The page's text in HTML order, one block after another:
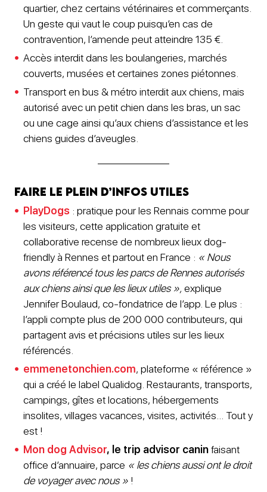
quartier, chez certains vétérinaires et commerçants.
Un geste qui vaut le coup puisqu’en cas de
contravention, l’amende peut atteindre 135 €.
Accès interdit dans les boulangeries, marchés
couverts, musées et certaines zones piétonnes.
Transport en bus & métro interdit aux chiens, mais
autorisé avec un petit chien dans les bras, un sac
ou une cage ainsi qu’aux chiens d’assistance et les
chiens guides d’aveugles.
Faire le plein d’infos utiles
PlayDogs : pratique pour les Rennais comme pour
les visiteurs, cette application gratuite et
collaborative recense de nombreux lieux dog-
friendly à Rennes et partout en France : « Nous
avons référencé tous les parcs de Rennes autorisés
aux chiens ainsi que les lieux utiles »,explique
Jennifer Boulaud, co-fondatrice de l’app. Le plus :
l’appli compte plus de 200 000 contributeurs, qui
partagent avis et précisions utiles sur les lieux
référencés.
emmenetonchien.com, plateforme « référence »
qui a créé le label Qualidog. Restaurants, transports,
campings, gîtes et locations, hébergements
insolites, villages vacances, visites, activités… Tout y
est !
Mon dog Advisor, le trip advisor caninfaisant
office d’annuaire, parce « les chiens aussi ont le droit
de voyager avec nous » !